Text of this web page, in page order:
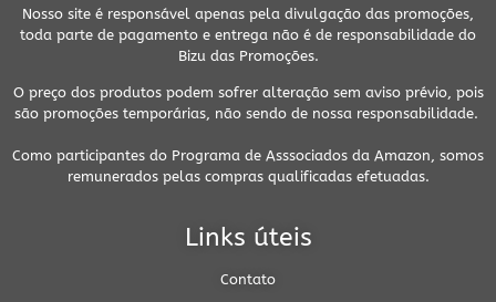
Nosso site é responsável apenas pela divulgação das promoções,
toda parte de pagamento e entrega não é de responsabilidade do
Bizu das Promoções.
O preço dos produtos podem sofrer alteração sem aviso prévio, pois
são promoções temporárias, não sendo de nossa responsabilidade.
Como participantes do Programa de Asssociados da Amazon, somos
remunerados pelas compras qualificadas efetuadas.
Links úteis
Contato